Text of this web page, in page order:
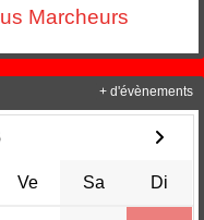
Marcheurs
Ve Sa Di
+ d'évènements